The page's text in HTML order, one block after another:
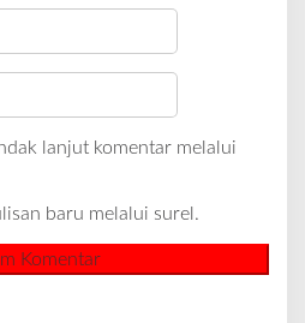
lanjut komentar melalui
baru melalui surel.